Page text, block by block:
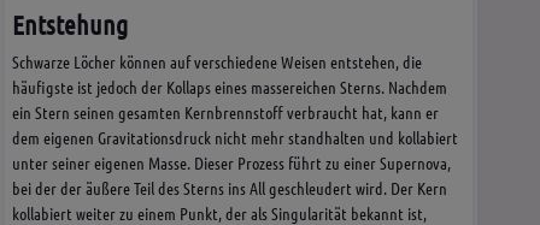
Entstehung
Schwarze Löcher können auf verschiedene Weisen entstehen, die
häufigste ist jedoch der Kollaps eines massereichen Sterns. Nachdem
ein Stern seinen gesamten Kernbrennstoff verbraucht hat, kann er
dem eigenen Gravitationsdruck nicht mehr standhalten und kollabiert
unter seiner eigenen Masse. Dieser Prozess führt zu einer Supernova,
bei der der äußere Teil des Sterns ins All geschleudert wird. Der Kern
kollabiert weiter zu einem Punkt, der als Singularität bekannt ist,